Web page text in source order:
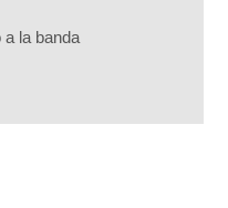
a la banda